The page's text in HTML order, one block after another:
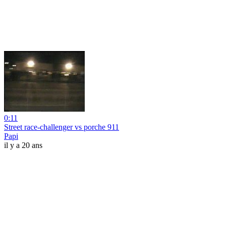
0:11
Street race-challenger vs porche 911
Papi
il y a 20 ans